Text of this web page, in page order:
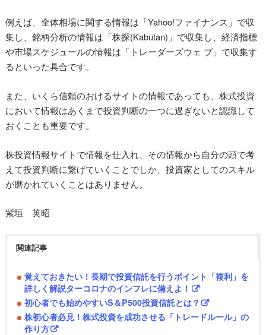
例えば、全体相場に関する情報は「Yahoo!ファイナンス」で収
集し、銘柄分析の情報は「株探(Kabutan)」で収集し、経済指標
や市場スケジュールの情報は「トレーダーズウェ ブ」で収集す
るといった具合です。
また、いくら信頼のおけるサイトの情報であっても、株式投資
において情報はあくまで投資判断の一つに過ぎないと認識して
おくことも重要です。
株投資情報サイトで情報を仕入れ、その情報から自分の頭で考
えて投資判断に繋げていくことでしか、投資家としてのスキル
が磨かれていくことはありません。
紫垣 英昭
関連記事
覚えておきたい！長期で投資信託を行うポイント「複利」を
詳しく解説ターコロナのインフレに備えよ！
初心者でも始めやすいS＆P500投資信託とは？
株初心者必見！株式投資を成功させる「トレードルール」の
作り方